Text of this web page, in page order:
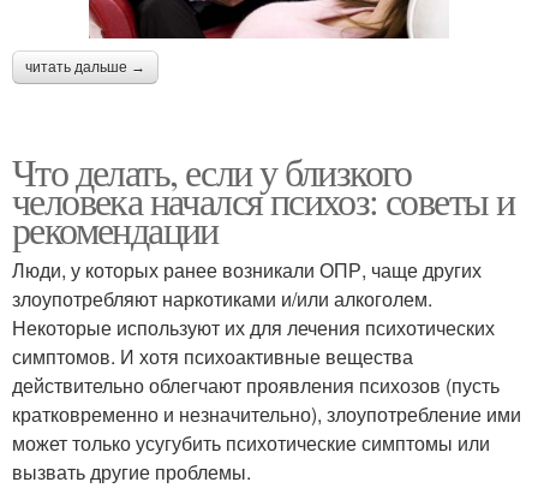
читать дальше →
Что делать, если у близкого
человека начался психоз: советы и
рекомендации
Люди, у которых ранее возникали ОПР, чаще других
злоупотребляют наркотиками и/или алкоголем.
Некоторые используют их для лечения психотических
симптомов. И хотя психоактивные вещества
действительно облегчают проявления психозов (пусть
кратковременно и незначительно), злоупотребление ими
может только усугубить психотические симптомы или
вызвать другие проблемы.